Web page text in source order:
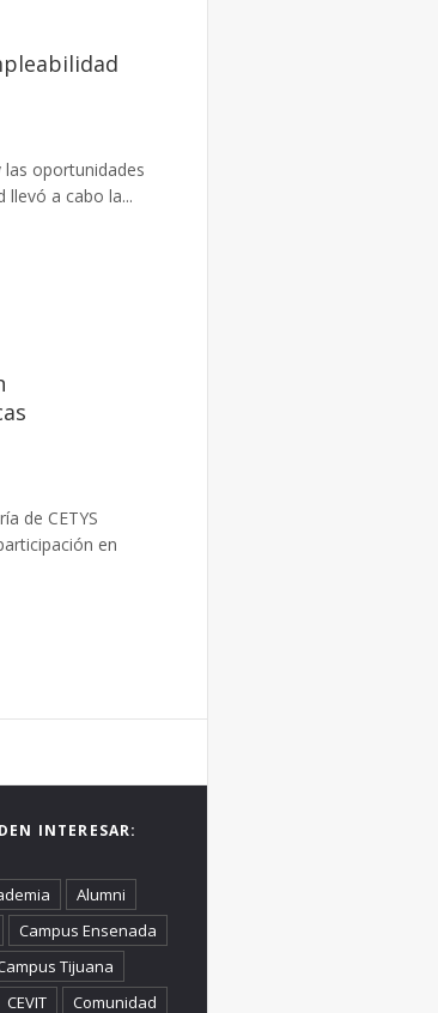
oportunidades
llevó a cabo la...
de CETYS
en
INTERESAR:
Alumni
Campus Ensenada
Tijuana
CEVIT Comunidad